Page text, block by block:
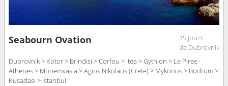
Seabourn Ovation
15 jours
de Dubrovnik
Dubrovnik > Kotor > Brindisi > Corfou > Itea > Gythion > Le Piree -
Athenes > Monemvasia > Agios Nikolaus (Crete) > Mykonos > Bodrum >
Kusadasi > Istanbul